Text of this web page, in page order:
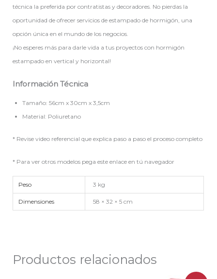
técnica la preferida por contratistas y decoradores. No pierdas la
oportunidad de ofrecer servicios de estampado de hormigón, una
opción única en el mundo de los negocios.
¡No esperes más para darle vida a tus proyectos con hormigón
estampado en vertical y horizontal!
Información Técnica
Tamaño: 56cm x 30cm x 3,5cm
Material: Poliuretano
* Revise video referencial que explica paso a paso el proceso completo
* Para ver otros modelos pega este enlace en tú navegador
Peso 3 kg
Dimensiones 58 × 32 × 5 cm
Productos relacionados